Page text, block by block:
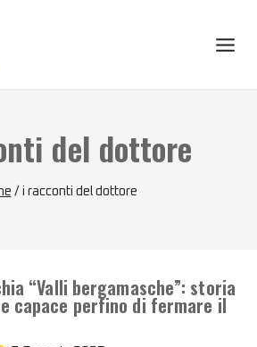
del dottore
/ i racconti del dottore
“Valli bergamasche”: storia
capace perfino di fermare il